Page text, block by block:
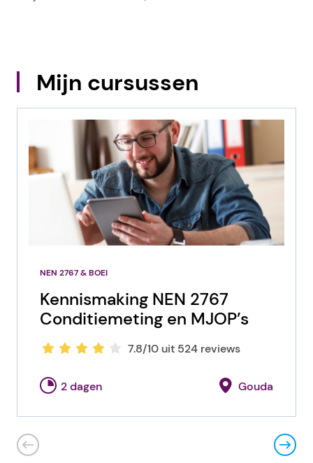
Mijn cursussen
NEN 2767 & BOEI
Kennismaking NEN 2767
Conditiemeting en MJOP’s
7.8/10 uit 524 reviews
2 dagen Gouda